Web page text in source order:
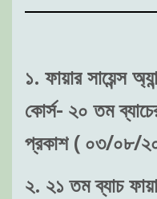
১. ফায়ার সায়েন্স
কোর্স- ২০ তম
প্রকাশ ( ০৩/০৮/
২. ২১ তম ব্যাচ